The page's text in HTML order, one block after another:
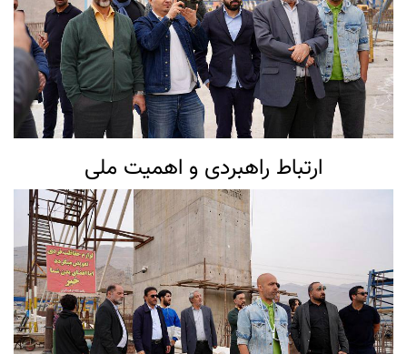
ارتباط راهبردی و اهمیت ملی